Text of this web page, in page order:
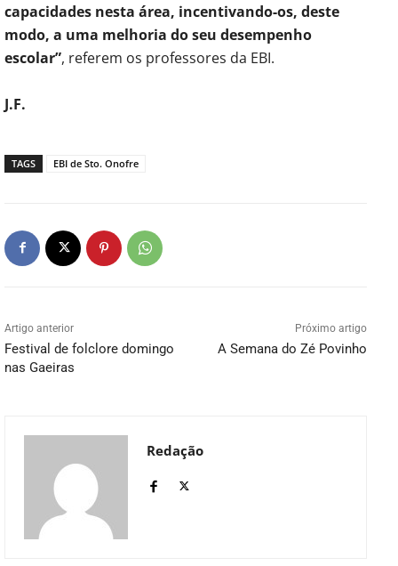
capacidades nesta área, incentivando-os, deste
modo, a uma melhoria do seu desempenho
escolar”, referem os professores da EBI.
J.F.
TAGS EBI de Sto. Onofre
Artigo anterior
Festival de folclore domingo
nas Gaeiras
Próximo artigo
A Semana do Zé Povinho
Redação